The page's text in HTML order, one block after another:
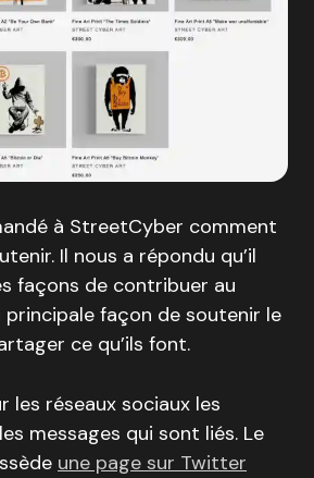
à StreetCyber comment
Il nous a répondu qu’il
façons de contribuer au
principale façon de soutenir le
ce qu’ils font.
les réseaux sociaux les
messages qui sont liés. Le
une page sur Twitter